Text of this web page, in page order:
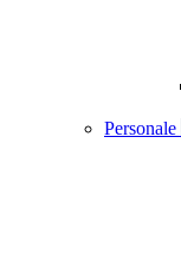
Personale